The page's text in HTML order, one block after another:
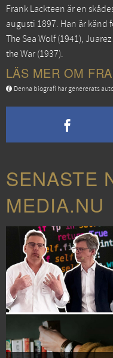
Frank Lackteen är en
augusti 1897. Han är känd
The Sea Wolf(1941), Juarez
the War (1937).
LÄS MER OM
Denna biografi har genererats
SENASTE
MEDIA.NU